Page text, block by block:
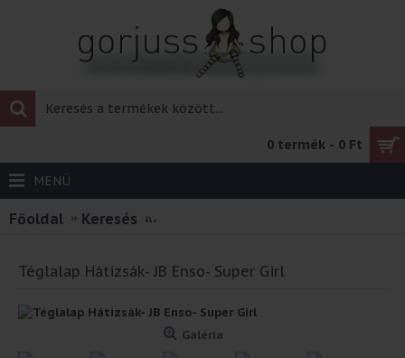
0 termék - 0 Ft
MENÜ
Főoldal Keresés Téglalap Hátizsák- JB Enso- Super
Téglalap Hátizsák- JB Enso- Super Girl
Galéria